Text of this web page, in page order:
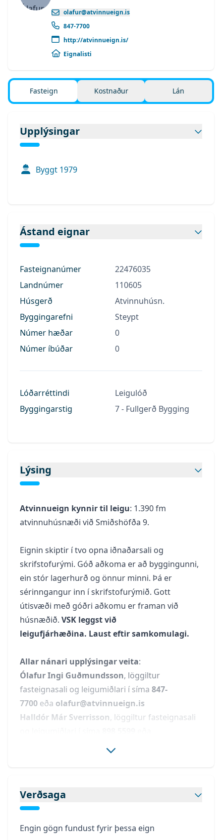
olafur@atvinnueign.is
847-7700
http://atvinnueign.is/
Eignalisti
Fasteign Kostnaður Lán
Upplýsingar
Byggt 1979
Ástand eignar
Fasteignanúmer
22476035
Landnúmer
110605
Húsgerð
Atvinnuhúsn.
Byggingarefni
Steypt
Númer hæðar
0
Númer íbúðar
0
Lóðarréttindi
Leigulóð
Byggingarstig
7 - Fullgerð Bygging
Lýsing
Atvinnueign kynnir til leigu: 1.390 fm
atvinnuhúsnæði við Smiðshöfða 9.
Eignin skiptir í tvo opna iðnaðarsali og
skrifstofurými. Góð aðkoma er að byggingunni,
ein stór lagerhurð og önnur minni. Þá er
sérinngangur inn í skrifstofurýmið. Gott
útisvæði með góðri aðkomu er framan við
húsnæðið. VSK leggst við
leigufjárhæðina. Laust eftir samkomulagi.
Allar nánari upplýsingar veita:
Ólafur Ingi Guðmundsson, löggiltur
fasteignasali og leigumiðlari í síma 847-
7700 eða olafur@atvinnueign.is
Halldór Már Sverrisson, löggiltur fasteignasali
ehf, www.atvinnueign.is
- Atvinnueignir eru okkar fag -
Verðsaga
Engin gögn fundust fyrir þessa eign